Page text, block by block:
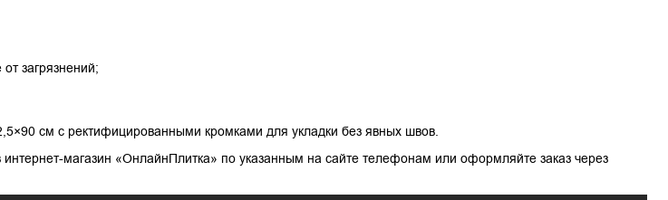
загрязнений;
см с ректифицированными кромками для укладки без явных швов.
интернет-магазин «ОнлайнПлитка» по указанным на сайте телефонам или оформляйте заказ через